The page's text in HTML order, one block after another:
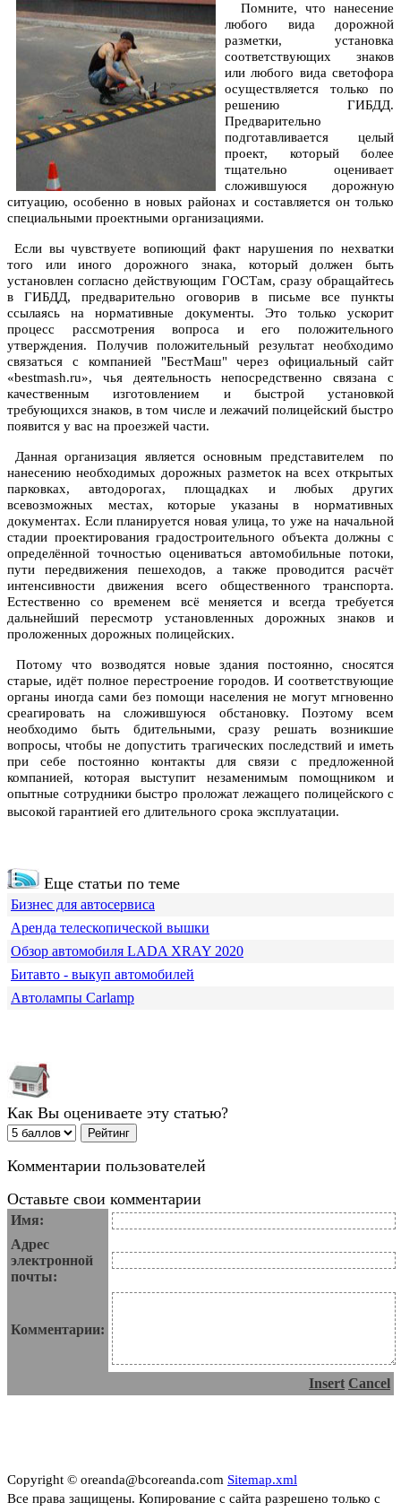
Помните, что нанесение
любого вида дорожной
разметки, установка
соответствующих знаков
или любого вида светофора
осуществляется только по
решению ГИБДД.
Предварительно
подготавливается целый
проект, который более
тщательно оценивает
сложившуюся дорожную
ситуацию, особенно в новых районах и составляется он только
специальными проектными организациями.
Если вы чувствуете вопиющий факт нарушения по нехватки
того или иного дорожного знака, который должен быть
установлен согласно действующим ГОСТам, сразу обращайтесь
в ГИБДД, предварительно оговорив в письме все пункты
ссылаясь на нормативные документы. Это только ускорит
процесс рассмотрения вопроса и его положительного
утверждения. Получив положительный результат необходимо
связаться с компанией "БестМаш" через официальный сайт
«bestmash.ru», чья деятельность непосредственно связана с
качественным изготовлением и быстрой установкой
требующихся знаков, в том числе и лежачий полицейский быстро
появится у вас на проезжей части.
Данная организация является основным представителем по
нанесению необходимых дорожных разметок на всех открытых
парковках, автодорогах, площадках и любых других
всевозможных местах, которые указаны в нормативных
документах. Если планируется новая улица, то уже на начальной
стадии проектирования градостроительного объекта должны с
определённой точностью оцениваться автомобильные потоки,
пути передвижения пешеходов, а также проводится расчёт
интенсивности движения всего общественного транспорта.
Естественно со временем всё меняется и всегда требуется
дальнейший пересмотр установленных дорожных знаков и
проложенных дорожных полицейских.
Потому что возводятся новые здания постоянно, сносятся
старые, идёт полное перестроение городов. И соответствующие
органы иногда сами без помощи населения не могут мгновенно
среагировать на сложившуюся обстановку. Поэтому всем
необходимо быть бдительными, сразу решать возникшие
вопросы, чтобы не допустить трагических последствий и иметь
при себе постоянно контакты для связи с предложенной
компанией, которая выступит незаменимым помощником и
опытные сотрудники быстро проложат лежащего полицейского с
высокой гарантией его длительного срока эксплуатации.
Еще статьи по теме
Бизнес для автосервиса
Аренда телескопической вышки
Обзор автомобиля LADA XRAY 2020
Битавто - выкуп автомобилей
Автолампы Carlamp
Как Вы оцениваете эту статью?
Комментарии пользователей
Оставьте свои комментарии
Имя:
Адрес
электронной
почты:
Комментарии:
Insert Cancel
Copyright © oreanda@bcoreanda.com Sitemap.xml
Все права защищены. Копирование с сайта разрешено только с